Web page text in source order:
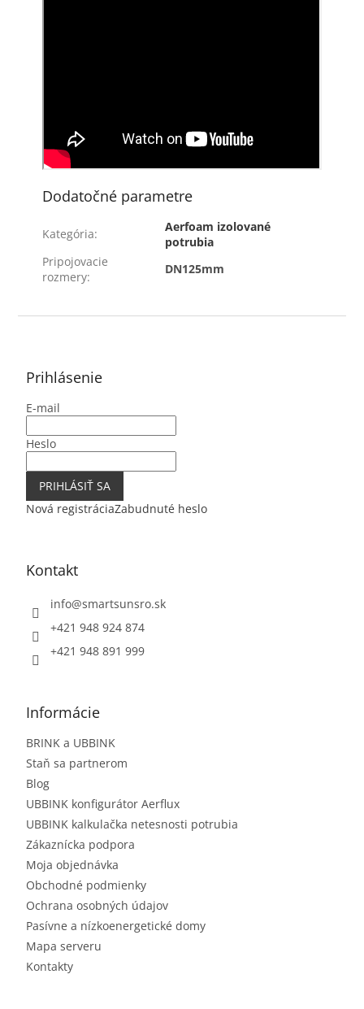
Dodatočné parametre
Kategória:
Aerfoam izolované
potrubia
Pripojovacie
rozmery:
DN125mm
Prihlásenie
E-mail
Heslo
PRIHLÁSIŤ SA
Nová registráciaZabudnuté heslo
Kontakt
info@smartsunsro.sk
+421 948 924 874
+421 948 891 999
Informácie
BRINK a UBBINK
Staň sa partnerom
Blog
UBBINK konfigurátor Aerflux
UBBINK kalkulačka netesnosti potrubia
Zákaznícka podpora
Moja objednávka
Obchodné podmienky
Ochrana osobných údajov
Pasívne a nízkoenergetické domy
Mapa serveru
Kontakty